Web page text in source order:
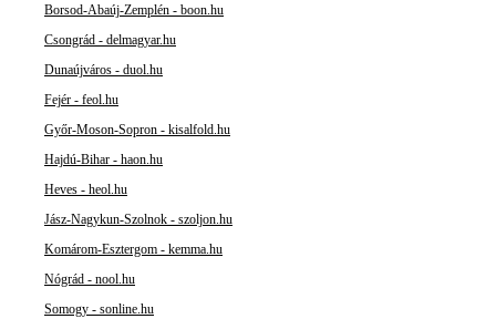
Borsod-Abaúj-Zemplén - boon.hu
Csongrád - delmagyar.hu
Dunaújváros - duol.hu
Fejér - feol.hu
Győr-Moson-Sopron - kisalfold.hu
Hajdú-Bihar - haon.hu
Heves - heol.hu
Jász-Nagykun-Szolnok - szoljon.hu
Komárom-Esztergom - kemma.hu
Nógrád - nool.hu
Somogy - sonline.hu